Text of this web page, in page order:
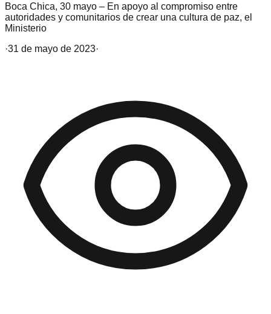
Boca Chica, 30 mayo – En apoyo al compromiso entre
autoridades y comunitarios de crear una cultura de paz, el
Ministerio
·31 de mayo de 2023·